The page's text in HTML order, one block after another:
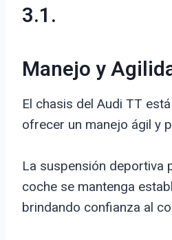
3.1.
Manejo y
El chasis del Audi TT
ofrecer un manejo ágil y
La suspensión deportiva
coche se mantenga
brindando confianza al